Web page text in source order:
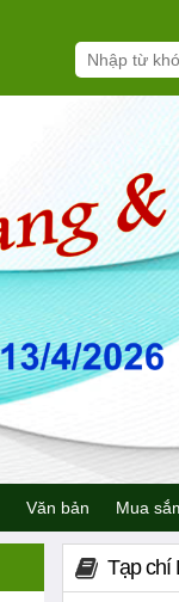
Văn bản Mua
Tạp chí